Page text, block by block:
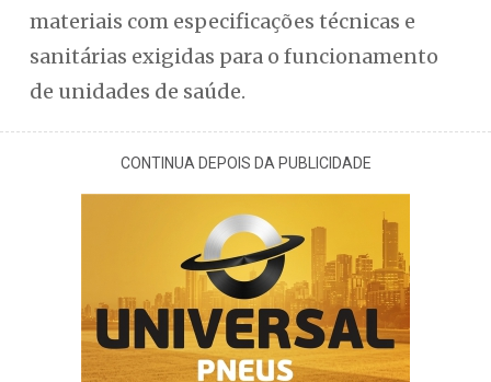
materiais com especificações técnicas e
sanitárias exigidas para o funcionamento
de unidades de saúde.
CONTINUA DEPOIS DA PUBLICIDADE